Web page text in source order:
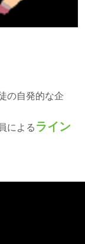
の自発的な企
による ライン